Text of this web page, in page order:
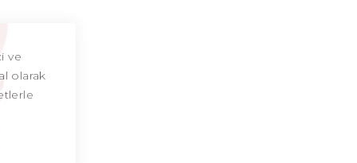
ve
olarak